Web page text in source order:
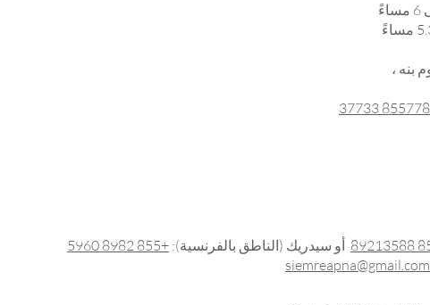
أو سيدريك (الناطق بالفرنسية): +855 8982 5960
siemreapna@gmail.com